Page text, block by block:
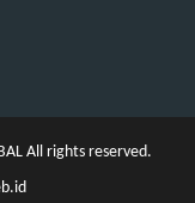
All rights reserved.